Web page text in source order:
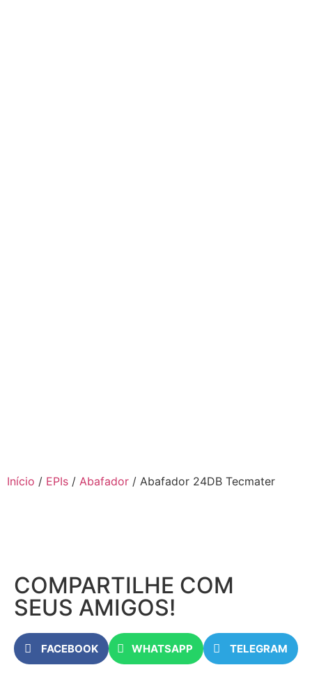
Início / EPIs / Abafador / Abafador 24DB Tecmater
COMPARTILHE COM
SEUS AMIGOS!
FACEBOOK WHATSAPP TELEGRAM